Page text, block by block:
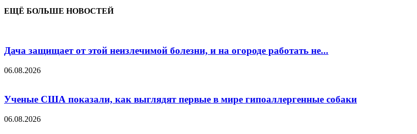
ЕЩЁ БОЛЬШЕ НОВОСТЕЙ
Дача защищает от этой неизлечимой болезни, и на огороде работать не...
06.08.2026
Ученые США показали, как выглядят первые в мире гипоаллергенные собаки
06.08.2026